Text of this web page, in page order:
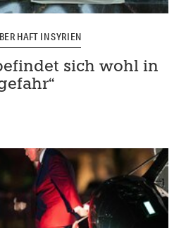
HAFT IN SYRIEN
sich wohl in